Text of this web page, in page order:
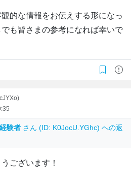
的な情報をお伝えする形になっ
も皆さまの参考になれば幸いで
験者 さん (ID: K0JocU.YGhc) への返
ございます！